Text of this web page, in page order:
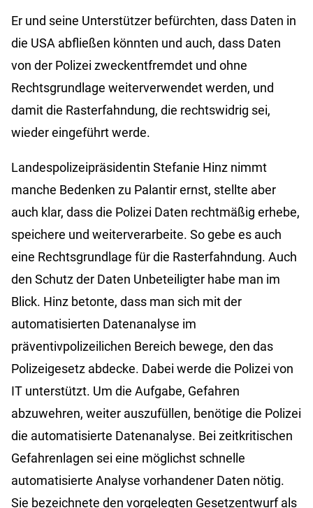
Er und seine Unterstützer befürchten, dass Daten in
die USA abfließen könnten und auch, dass Daten
von der Polizei zweckentfremdet und ohne
Rechtsgrundlage weiterverwendet werden, und
damit die Rasterfahndung, die rechtswidrig sei,
wieder eingeführt werde.
Landespolizeipräsidentin Stefanie Hinz nimmt
manche Bedenken zu Palantir ernst, stellte aber
auch klar, dass die Polizei Daten rechtmäßig erhebe,
speichere und weiterverarbeite. So gebe es auch
eine Rechtsgrundlage für die Rasterfahndung. Auch
den Schutz der Daten Unbeteiligter habe man im
Blick. Hinz betonte, dass man sich mit der
automatisierten Datenanalyse im
präventivpolizeilichen Bereich bewege, den das
Polizeigesetz abdecke. Dabei werde die Polizei von
IT unterstützt. Um die Aufgabe, Gefahren
abzuwehren, weiter auszufüllen, benötige die Polizei
die automatisierte Datenanalyse. Bei zeitkritischen
Gefahrenlagen sei eine möglichst schnelle
automatisierte Analyse vorhandener Daten nötig.
Sie bezeichnete den vorgelegten Gesetzentwurf als